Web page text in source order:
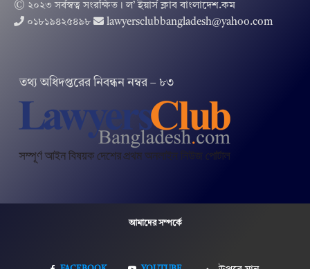
© ২০২৩ সর্বস্বত্ব সংরক্ষিত । ল’ ইয়ার্স ক্লাব বাংলাদেশ.কম
০১৮১৯৪২৫৪৯৮
lawyersclubbangladesh@yahoo.com
তথ‌্য অ‌ধিদপ্ত‌রের নিবন্ধন নম্বর – ৮৩
আমাদের সম্পর্কে